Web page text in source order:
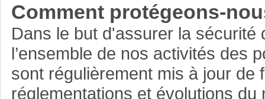
Comment protégeons-
Dans le but d'assurer la
l’ensemble de nos activités des
sont régulièrement mis à jour
réglementations et évolutions